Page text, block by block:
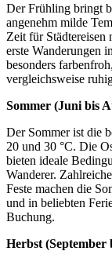
Der Frühling bringt
angenehm milde
Zeit für Städtereisen
erste Wanderungen
besonders
vergleichsweise
Sommer (Juni bis
Der Sommer ist die
20 und 30 °C. Die
bieten ideale
Wanderer.
Feste machen die
und in beliebten
Buchung.
Herbst (September